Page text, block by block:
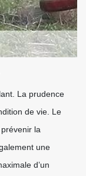
La prudence
de vie. Le
la
une
d’un